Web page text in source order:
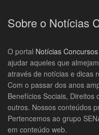
Sobre o Notícias
O portal Notícias Concursos
ajudar aqueles que
através de notícias e dicas
Com o passar dos anos
Benefícios Sociais, Direitos
outros. Nossos conteúdos
Pertencemos ao grupo
em conteúdo web.